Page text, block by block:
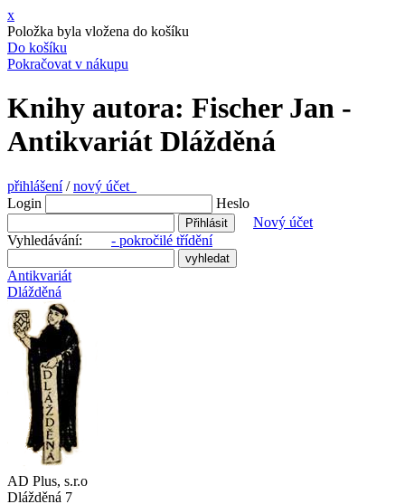
x
Položka byla vložena do košíku
Do košíku
Pokračovat v nákupu
Knihy autora: Fischer Jan -
Antikvariát Dlážděná
přihlášení/nový účet
Login
Heslo
Nový účet
Vyhledávání: - pokročilé třídění
Antikvariát
Dlážděná
AD Plus, s.r.o
Dlážděná 7